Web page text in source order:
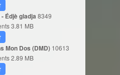
Édjè gladja 8349
3.81 MB
Mon Dos (DMD) 10613
2.89 MB